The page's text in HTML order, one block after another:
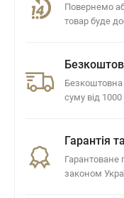
Повернемо
товар буде
Безкоштовна
суму від 1000
Гарантія
Гарантоване
законом